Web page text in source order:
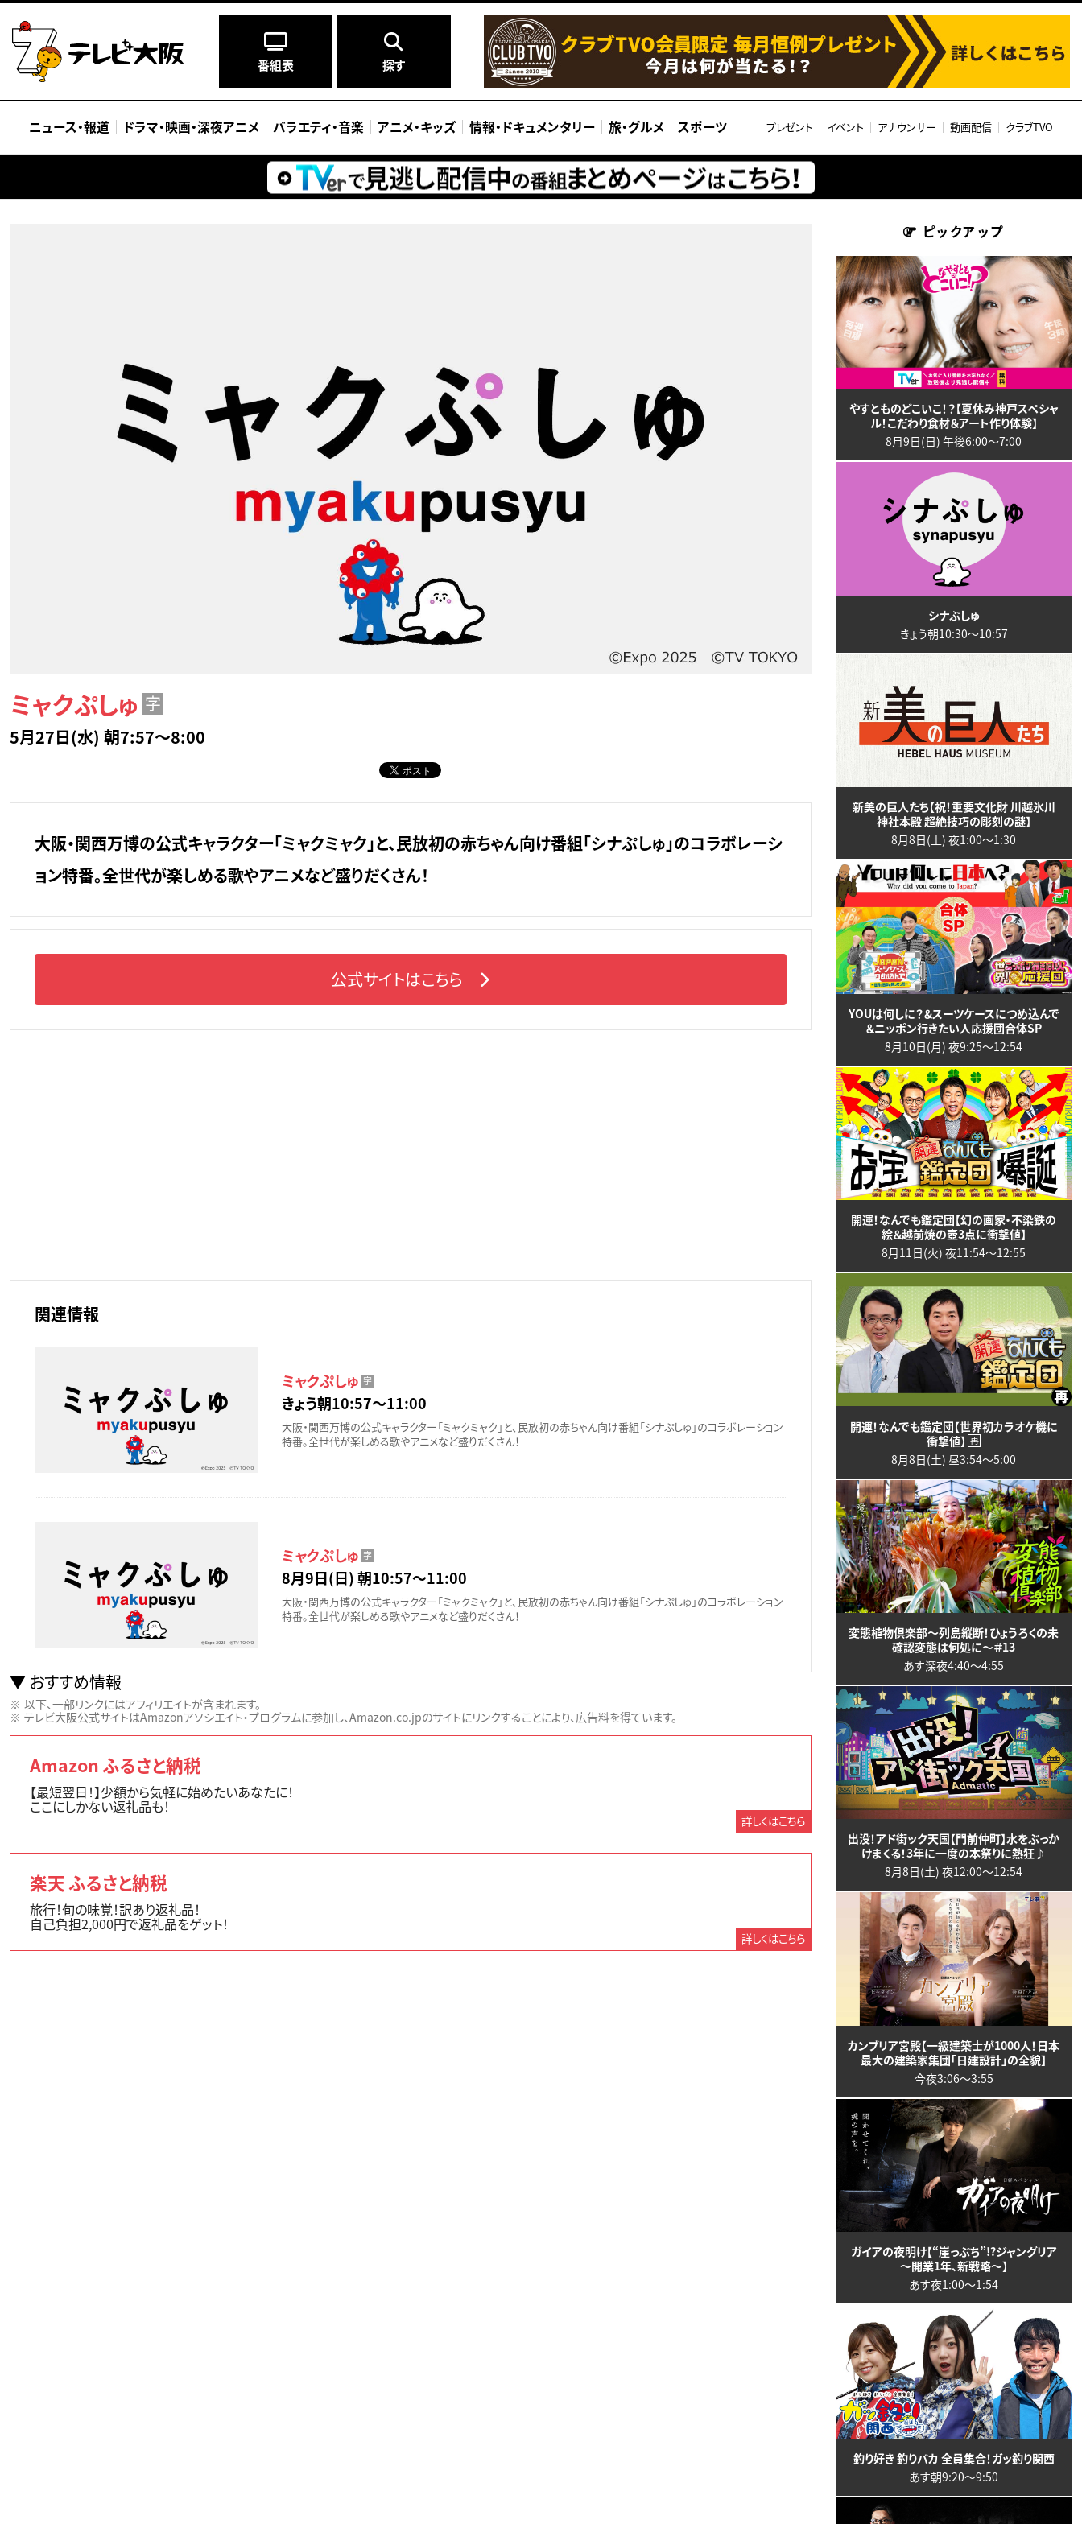
番組表 探す
ニュース・報道 ドラマ・映画・深夜アニメ バラエティ・音楽 アニメ・キッズ 情報・ ドキュメンタリー 旅・グルメ スポーツ プレゼント イベント アナウンサー 動画配信 クラブTVO
ミャクぷしゅ 字
5月27日(水) 朝7:57～8:00
公式サイトはこちら
大阪・関西万博の公式キャラクター「ミャクミャク」と、民放初の赤ちゃん向け番組「シナぷしゅ」のコラボレーシ
ョン特番。全世代が楽しめる歌やアニメなど盛りだくさん！
関連情報
ミャクぷしゅ 字
きょう朝10:57〜11:00
大阪・関西万博の公式キャラクター「ミャクミャク」と、民放初の赤ちゃん向け番組「シナぷしゅ」のコラボレーション
特番。全世代が楽しめる歌やアニメなど盛りだくさん！
ミャクぷしゅ 字
8月9日(日) 朝10:57〜11:00
大阪・関西万博の公式キャラクター「ミャクミャク」と、民放初の赤ちゃん向け番組「シナぷしゅ」のコラボレーション
特番。全世代が楽しめる歌やアニメなど盛りだくさん！
おすすめ情報
以下、一部リンクにはアフィリエイトが含まれます。
テレビ大阪公式サイトはAmazonアソシエイト・プログラムに参加し、Amazon.co.jpのサイトにリンクすることにより、広告料を得ています。
Amazon ふるさと納税
【最短翌日！】少額から気軽に始めたいあなたに！
ここにしかない返礼品も！
詳しくはこちら
楽天 ふるさと納税
旅行！旬の味覚！訳あり返礼品！
自己負担2,000円で返礼品をゲット！
詳しくはこちら
ピックアップ
やすとものどこいこ！？【夏休み神戸スペシャ
ル！こだわり食材＆アート作り体験】
8月9日(日) 午後6:00〜7:00
シナぷしゅ
きょう朝10:30〜10:57
新美の巨人たち【祝！重要文化財 川越氷川
神社本殿 超絶技巧の彫刻の謎】
8月8日(土) 夜1:00〜1:30
YOUは何しに？＆スーツケースにつめ込んで
＆ニッポン行きたい人応援団合体SP
8月10日(月) 夜9:25〜12:54
開運！なんでも鑑定団【幻の画家・不染鉄の
絵＆越前焼の壺3点に衝撃値】
8月11日(火) 夜11:54〜12:55
開運！なんでも鑑定団【世界初カラオケ機に
衝撃値】 再
8月8日(土) 昼3:54〜5:00
変態植物倶楽部～列島縦断！ひょうろくの未
確認変態は何処に～＃13
あす深夜4:40〜4:55
出没！アド街ック天国【門前仲町】水をぶっか
けまくる！3年に一度の本祭りに熱狂♪
8月8日(土) 夜12:00〜12:54
カンブリア宮殿【一級建築士が1000人！日本
最大の建築家集団「日建設計」の全貌】
今夜3:06〜3:55
ガイアの夜明け【“崖っぷち”!?ジャングリア
～開業1年、新戦略～】
あす夜1:00〜1:54
釣り好き 釣りバカ 全員集合！ガッ釣り関西
あす朝9:20〜9:50